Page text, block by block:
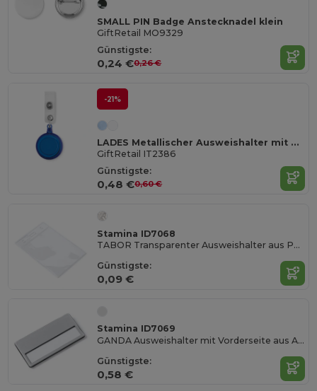
SMALL PIN Badge Anstecknadel klein
GiftRetail MO9329
Günstigste:
0,24 €0,26 €
-21%
LADES Metallischer Ausweishalter mit Clip
GiftRetail IT2386
Günstigste:
0,48 €0,60 €
Stamina ID7068
TABOR Transparenter Ausweishalter aus PVC im vertikalen Design
Günstigste:
0,09 €
Stamina ID7069
GANDA Ausweishalter mit Vorderseite aus Aluminium
Günstigste:
0,58 €